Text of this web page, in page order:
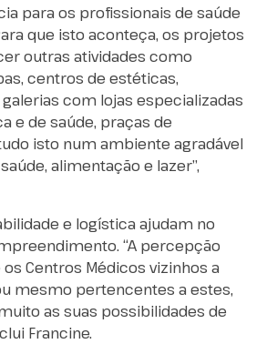
para os profissionais de saúde
que isto aconteça, os projetos
outras atividades como
centros de estéticas,
com lojas especializadas
e de saúde, praças de
isto num ambiente agradável
alimentação e lazer”,
e logística ajudam no
“A percepção
Centros Médicos vizinhos a
mesmo pertencentes a estes,
as suas possibilidades de
Francine.